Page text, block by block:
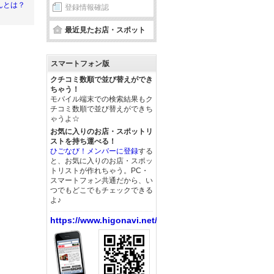
とは？ 登録情報確認
最近見たお店・スポット
スマートフォン版
クチコミ数順で並び替えができ
ちゃう！
モバイル端末での検索結果もク
チコミ数順で並び替えができち
ゃうよ☆
お気に入りのお店・スポットリ
ストを持ち運べる！
ひごなび！メンバーに登録する
と、お気に入りのお店・スポッ
トリストが作れちゃう。PC・
スマートフォン共通だから、い
つでもどこでもチェックできる
よ♪
https://www.higonavi.net/